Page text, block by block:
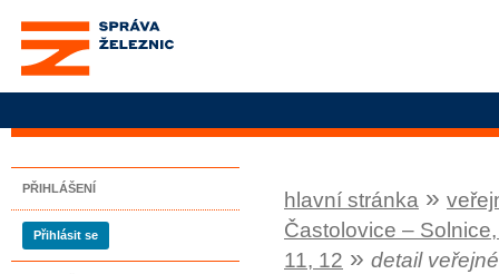
Správa železnic, státní
organizace
PŘIHLÁŠENÍ
Přihlásit se
hlavní stránka »
Častolovice –
11, 12 » detail